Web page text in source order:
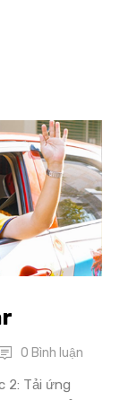
0 Bình luận
2: Tải ứng